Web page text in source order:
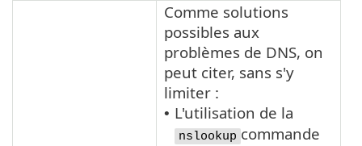
Comme solutions
possibles aux
problèmes de DNS, on
peut citer, sans s'y
limiter :
• L'utilisation de la
nslookup commande